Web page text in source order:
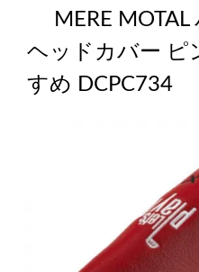
MERE
ヘッドカバー ピ
すめ DCPC734